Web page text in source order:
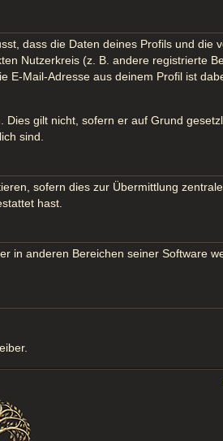
dass die Daten deines Profils und die
Nutzerkreis (z. B. andere registrierte
Mail-Adresse aus deinem Profil ist
gilt nicht, sofern er auf Grund
sind.
sofern dies zur Übermittlung
hast.
in anderen Bereichen seiner Software